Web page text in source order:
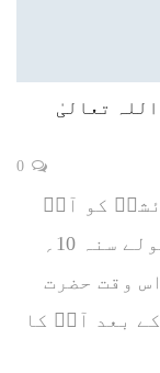
تعالیٰ
کو آپؐ
کے نکاح میں دے دیا۔ یہ نکاح بقولے سنہ 10؍
اس وقت حضرت
نکاح کے بعد آپؐ کا